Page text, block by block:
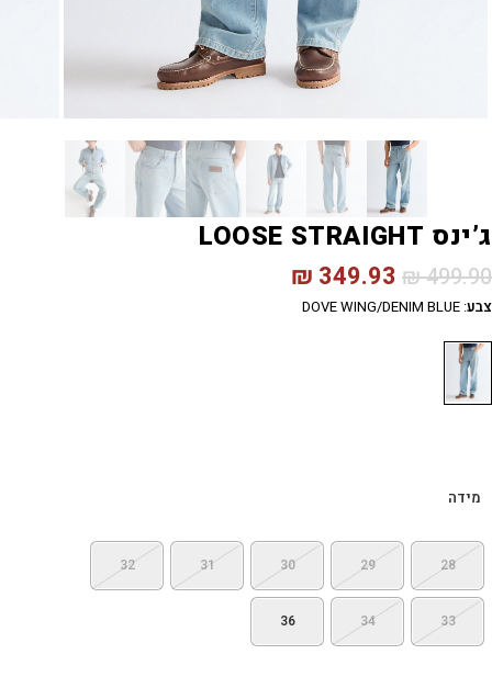
ג’ינס LOOSE STRAIGHT
₪499.90
₪ 349.93
צבע:
DOVE WING/DENIM BLUE
מידה
28
29
30
31
32
33
34
36